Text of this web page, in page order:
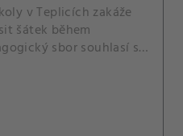
v Teplicích zakáže
šátek během
sbor souhlasí s